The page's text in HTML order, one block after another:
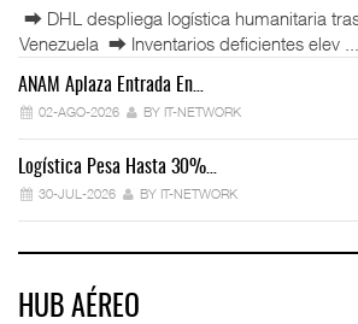
⮕ DHL despliega logística humanitaria
Venezuela ⮕ Inventarios deficientes elev ...
ANAM Aplaza Entrada En…
02-AGO-2026 BY IT-NETWORK
Logística Pesa Hasta 30%…
30-JUL-2026 BY IT-NETWORK
HUB AÉREO